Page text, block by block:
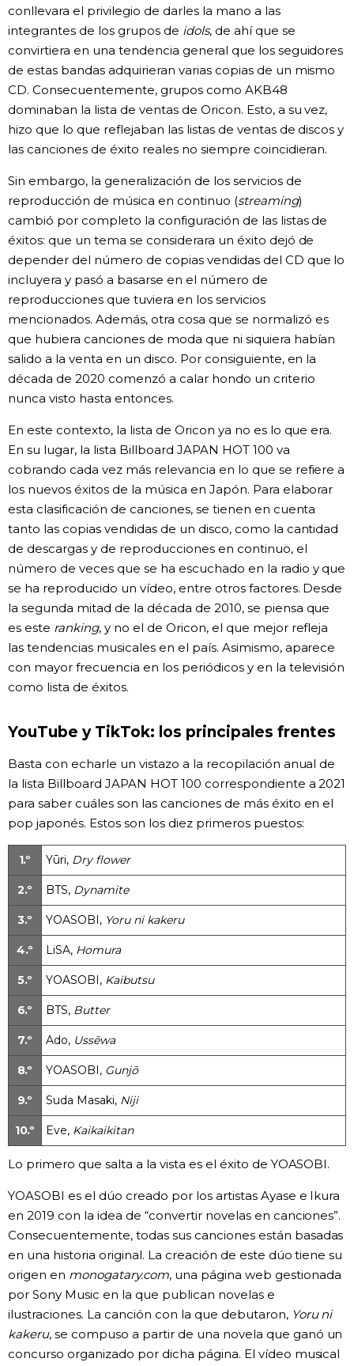
conllevara el privilegio de darles la mano a las
integrantes de los grupos de idols, de ahí que se
convirtiera en una tendencia general que los seguidores
de estas bandas adquirieran varias copias de un mismo
CD. Consecuentemente, grupos como AKB48
dominaban la lista de ventas de Oricon. Esto, a su vez,
hizo que lo que reflejaban las listas de ventas de discos y
las canciones de éxito reales no siempre coincidieran.
Sin embargo, la generalización de los servicios de
reproducción de música en continuo (streaming)
cambió por completo la configuración de las listas de
éxitos: que un tema se considerara un éxito dejó de
depender del número de copias vendidas del CD que lo
incluyera y pasó a basarse en el número de
reproducciones que tuviera en los servicios
mencionados. Además, otra cosa que se normalizó es
que hubiera canciones de moda que ni siquiera habían
salido a la venta en un disco. Por consiguiente, en la
década de 2020 comenzó a calar hondo un criterio
nunca visto hasta entonces.
En este contexto, la lista de Oricon ya no es lo que era.
En su lugar, la lista Billboard JAPAN HOT 100 va
cobrando cada vez más relevancia en lo que se refiere a
los nuevos éxitos de la música en Japón. Para elaborar
esta clasificación de canciones, se tienen en cuenta
tanto las copias vendidas de un disco, como la cantidad
de descargas y de reproducciones en continuo, el
número de veces que se ha escuchado en la radio y que
se ha reproducido un vídeo, entre otros factores. Desde
la segunda mitad de la década de 2010, se piensa que
es este ranking, y no el de Oricon, el que mejor refleja
las tendencias musicales en el país. Asimismo, aparece
con mayor frecuencia en los periódicos y en la televisión
como lista de éxitos.
YouTube y TikTok: los principales frentes
Basta con echarle un vistazo a la recopilación anual de
la lista Billboard JAPAN HOT 100 correspondiente a 2021
para saber cuáles son las canciones de más éxito en el
pop japonés. Estos son los diez primeros puestos:
1.º Yūri, Dry flower
2.º BTS, Dynamite
3.º YOASOBI, Yoru ni kakeru
4.º LiSA, Homura
5.º YOASOBI, Kaibutsu
6.º BTS, Butter
7.º Ado, Ussēwa
8.º YOASOBI, Gunjō
9.º Suda Masaki, Niji
10.º Eve, Kaikaikitan
Lo primero que salta a la vista es el éxito de YOASOBI.
YOASOBI es el dúo creado por los artistas Ayase e Ikura
en 2019 con la idea de “convertir novelas en canciones”.
Consecuentemente, todas sus canciones están basadas
en una historia original. La creación de este dúo tiene su
origen en monogatary.com, una página web gestionada
por Sony Music en la que publican novelas e
ilustraciones. La canción con la que debutaron, Yoru ni
kakeru, se compuso a partir de una novela que ganó un
concurso organizado por dicha página. El vídeo musical